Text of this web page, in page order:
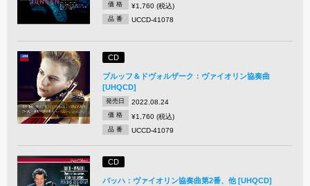
価 格 ¥1,760 (税込)
品 番 UCCD-41078
CD
ブルッフ＆ドヴォルザーク：ヴァイオリン協奏曲
[UHQCD]
発売日 2022.08.24
価 格 ¥1,760 (税込)
品 番 UCCD-41079
CD
バッハ：ヴァイオリン協奏曲第2番、他 [UHQCD]